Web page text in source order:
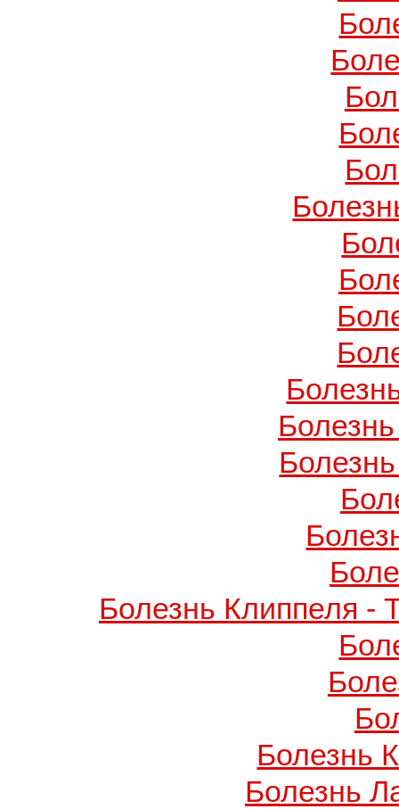
Болезнь Клиппеля -
Болезнь
Болезнь